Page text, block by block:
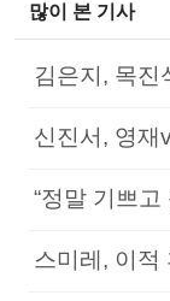
많이 본 기사
김은지, 목진
신진서, 영재
“정말 기쁘
스미레, 이적